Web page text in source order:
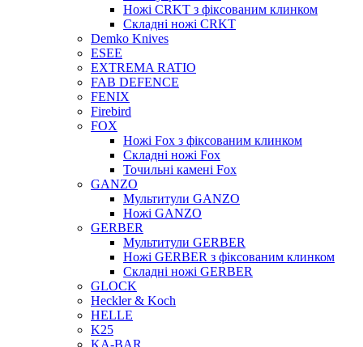
Ножі CRKT з фіксованим клинком
Складні ножі CRKT
Demko Knives
ESEE
EXTREMA RATIO
FAB DEFENCE
FENIX
Firebird
FOX
Ножі Fox з фіксованим клинком
Складні ножі Fox
Точильні камені Fox
GANZO
Мультитули GANZO
Ножі GANZO
GERBER
Мультитули GERBER
Ножі GERBER з фіксованим клинком
Складні ножі GERBER
GLOCK
Heckler & Koch
HELLE
K25
KA-BAR